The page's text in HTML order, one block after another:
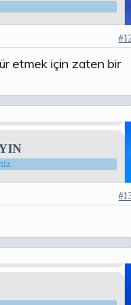
etmek için zaten bir